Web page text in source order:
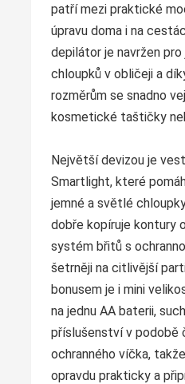
patří mezi praktické
úpravu doma i na
depilátor je navržen
chloupků v obličeji a
rozměrům se snadno
kosmetické taštičky
Největší devizou je
Smartlight, které
jemné a světlé
dobře kopíruje kontury
systém břitů s
šetrněji na citlivější
bonusem je i mini
na jednu AA baterii,
příslušenství v podobě
ochranného víčka,
opravdu prakticky a